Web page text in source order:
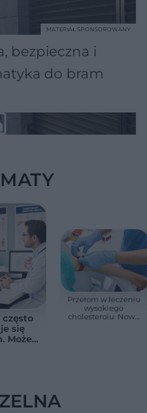
bezpieczna i
do bram
MATERIAŁ SPONSOROWANY
często
się
Może
Przełom w leczeniu
wysokiego
cholesterolu. Nowa